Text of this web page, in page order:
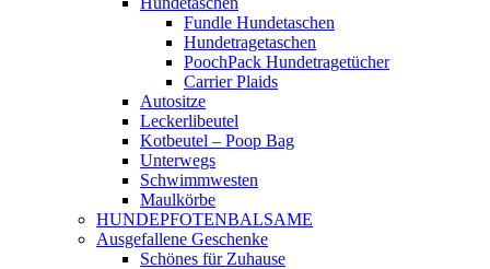
Fundle Hundetaschen
Hundetragetaschen
PoochPack Hundetragetücher
Carrier Plaids
Autositze
Leckerlibeutel
Kotbeutel – Poop Bag
Unterwegs
Schwimmwesten
Maulkörbe
HUNDEPFOTENBALSAME
Ausgefallene Geschenke
Schönes für Zuhause